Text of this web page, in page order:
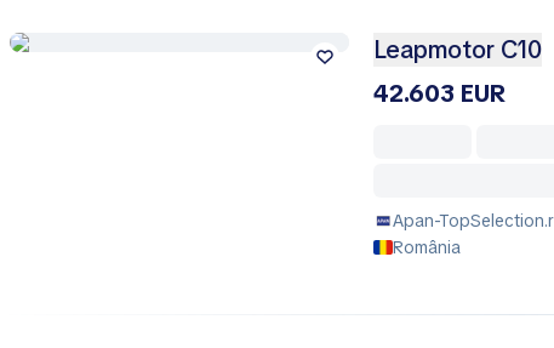
Leapmotor C10
42.603 EUR
Apan-
România